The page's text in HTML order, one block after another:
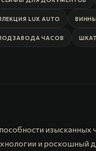
LUX AUTO
ЧАСОВ
изысканных
и роскошный